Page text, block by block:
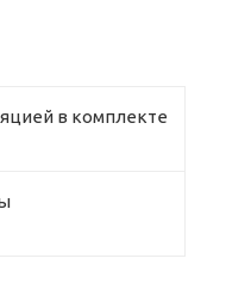
в комплекте